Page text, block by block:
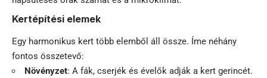
Kertépítési elemek
Egy harmonikus kert több elemből áll össze. Íme néhány
fontos összetevő:
Növényzet: A fák, cserjék és évelők adják a kert gerincét.